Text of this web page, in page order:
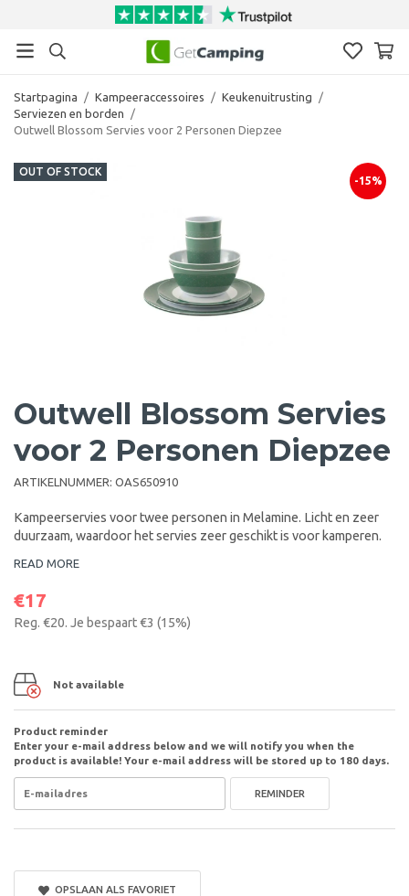
Startpagina / Kampeeraccessoires / Keukenuitrusting
/
Serviezen en borden
/
Outwell Blossom Servies voor 2 Personen Diepzee
OUT OF STOCK
-15%
Outwell Blossom Servies
voor 2 Personen Diepzee
ARTIKELNUMMER: OAS650910
Kampeerservies voor twee personen in Melamine. Licht en zeer
duurzaam, waardoor het servies zeer geschikt is voor kamperen.
READ MORE
€17
Reg. €20. Je bespaart€3 (15%)
Not available
Product reminder
Enter your e-mail address below and we will notify you when the
product is available! Your e-mail address will be stored up to 180 days.
REMINDER
OPSLAAN ALS FAVORIET